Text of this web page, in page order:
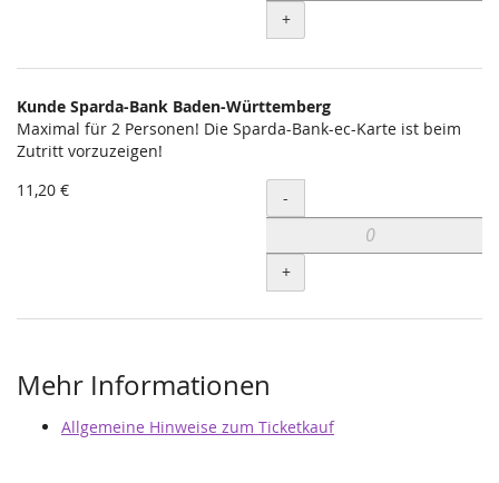
+
Kunde Sparda-Bank Baden-Württemberg
Maximal für 2 Personen! Die Sparda-Bank-ec-Karte ist beim
Zutritt vorzuzeigen!
11,20 €
Menge
-
+
Mehr Informationen
Allgemeine Hinweise zum Ticketkauf